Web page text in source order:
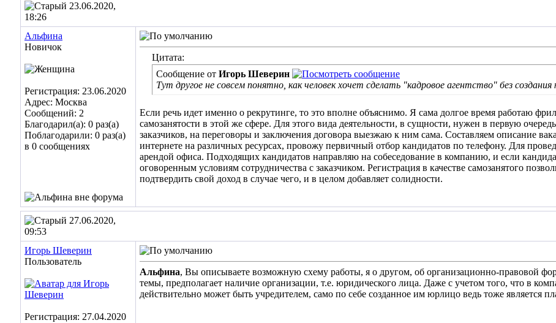
23.06.2020,
18:26
Альфина
Новичок
Регистрация: 23.06.2020
Адрес: Москва
Сообщений: 2
Благодарил(а): 0 раз(а)
Поблагодарили: 0 раз(а)
в 0 сообщениях
Цитата:
Сообщение от Игорь Шеверин
Тут другое не совсем понятно, как человек хочет сделать "кадровое агентство" без создания
Если речь идет именно о рекрутинге, то это вполне объяснимо. Я сама долгое время работаю
самозанятости в этой же сфере. Для этого вида деятельности, в сущности, нужен в первую
заказчиков, на переговоры и заключения договора выезжаю к ним сама. Составляем описание
интернете на различных ресурсах, провожу первичный отбор кандидатов по телефону. Для
арендой офиса. Подходящих кандидатов направляю на собеседование в компанию, и если
оговоренным условиям сотрудничества с заказчиком. Регистрация в качестве самозанятого
подтвердить свой доход в случае чего, и в целом добавляет солидности.
27.06.2020,
09:53
Игорь Шеверин
Пользователь
Регистрация: 27.04.2020
Альфина, Вы описываете возможную схему работы, я о другом, об организационно-правовой
темы, предполагает наличие организации, т.е. юридического лица. Даже с учетом того, что в
действительно может быть учредителем, само по себе созданное им юрлицо ведь тоже является